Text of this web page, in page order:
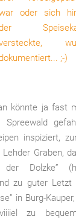
könnte ja fast
Spreewald
inspiziert,
Graben,
der Dolzke”
zu guter
in Burg-
zu